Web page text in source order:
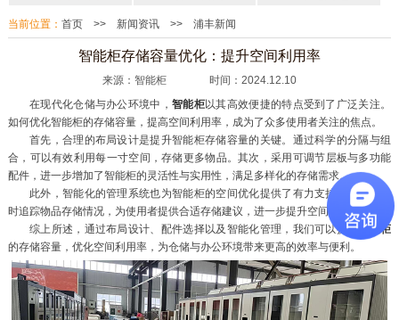
当前位置： 首页>> 新闻资讯>> 浦丰新闻
智能柜存储容量优化：提升空间利用率
来源：智能柜 时间：2024.12.10
在现代化仓储与办公环境中，智能柜以其高效便捷的特点受到了广泛关注。
如何优化智能柜的存储容量，提高空间利用率，成为了众多使用者关注的焦点。
首先，合理的布局设计是提升智能柜存储容量的关键。通过科学的分隔与组
合，可以有效利用每一寸空间，存储更多物品。其次，采用可调节层板与多功能
配件，进一步增加了智能柜的灵活性与实用性，满足多样化的存储需求。
此外，智能化的管理系统也为智能柜的空间优化提供了有力支持。它能够实
时追踪物品存储情况，为使用者提供合适存储建议，进一步提升空间利用率。
综上所述，通过布局设计、配件选择以及智能化管理，我们可以提升 智能柜
的存储容量，优化空间利用率，为仓储与办公环境带来更高的效率与便利。